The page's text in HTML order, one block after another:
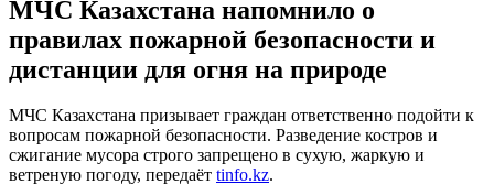
МЧС Казахстана напомнило о
правилах пожарной безопасности и
дистанции для огня на природе
МЧС Казахстана призывает граждан ответственно подойти к
вопросам пожарной безопасности. Разведение костров и
сжигание мусора строго запрещено в сухую, жаркую и
ветреную погоду, передаёт tinfo.kz.